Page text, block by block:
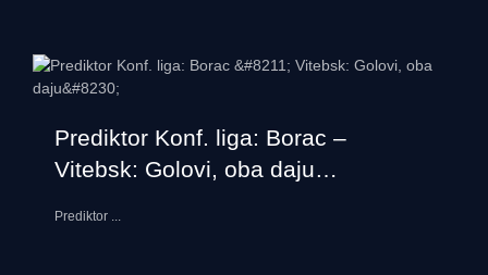
Prediktor Konf. liga: Borac –
Vitebsk: Golovi, oba daju…
Prediktor ...